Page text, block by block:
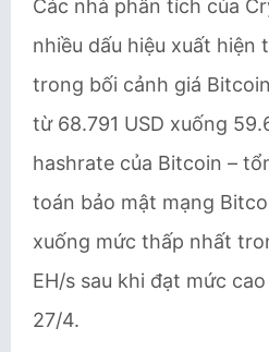
Các nhà phân tích của
nhiều dấu hiệu xuất
trong bối cảnh giá
từ 68.791 USD xuống
hashrate của Bitcoin –
toán bảo mật mạng
xuống mức thấp nhất
EH/s sau khi đạt mức
27/4.